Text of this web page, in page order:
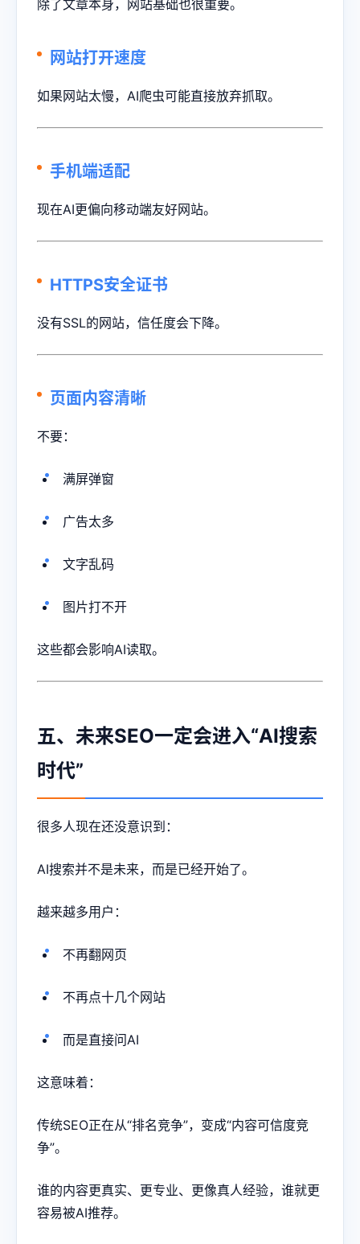
除了文章本身，网站基础也很重要。
网站打开速度
如果网站太慢，AI爬虫可能直接放弃抓取。
手机端适配
现在AI更偏向移动端友好网站。
HTTPS安全证书
没有SSL的网站，信任度会下降。
页面内容清晰
不要：
满屏弹窗
广告太多
文字乱码
图片打不开
这些都会影响AI读取。
五、未来SEO一定会进入“AI搜索
时代”
很多人现在还没意识到：
AI搜索并不是未来，而是已经开始了。
越来越多用户：
不再翻网页
不再点十几个网站
而是直接问AI
这意味着：
传统SEO正在从“排名竞争”，变成“内容可信度竞
争”。
谁的内容更真实、更专业、更像真人经验，谁就更
容易被AI推荐。